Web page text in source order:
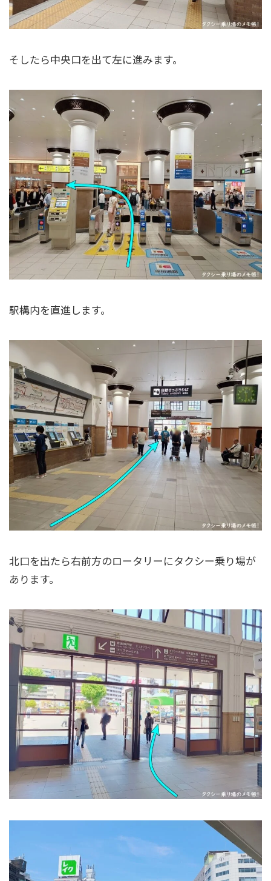
そしたら中央口を出て左に進みます。
駅構内を直進します。
北口を出たら右前方のロータリーにタクシー乗り場が
あります。